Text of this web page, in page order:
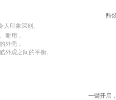
酷
人印象深刻。
耐用，
外壳，
外观之间的平衡。
一键开启